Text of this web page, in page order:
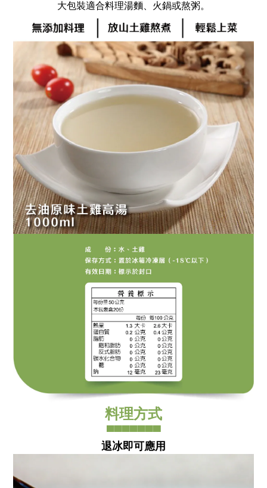
大包裝適合料理湯麵、火鍋或熬粥。
料理方式
▀▀▀▀▀▀▀
退冰即可應用